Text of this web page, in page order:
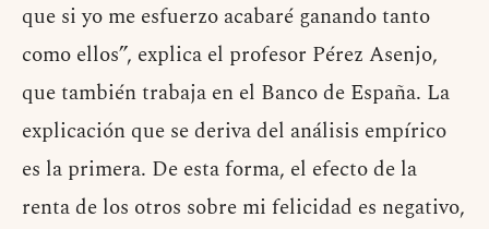
que si yo me esfuerzo acabaré ganando tanto
como ellos”, explica el profesor Pérez Asenjo,
que también trabaja en el Banco de España. La
explicación que se deriva del análisis empírico
es la primera. De esta forma, el efecto de la
renta de los otros sobre mi felicidad es negativo,